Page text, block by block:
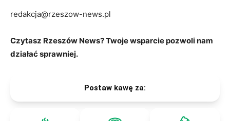
redakcja@rzeszow-news.pl
Czytasz Rzeszów News? Twoje wsparcie pozwoli nam
działać sprawniej.
Postaw kawę za: